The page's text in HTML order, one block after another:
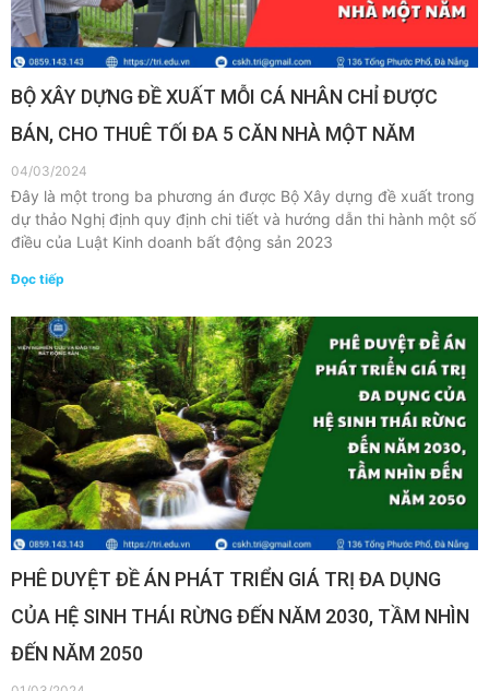
BỘ XÂY DỰNG ĐỀ XUẤT MỖI CÁ NHÂN CHỈ ĐƯỢC
BÁN, CHO THUÊ TỐI ĐA 5 CĂN NHÀ MỘT NĂM
04/03/2024
Đây là một trong ba phương án được Bộ Xây dựng đề xuất trong
dự thảo Nghị định quy định chi tiết và hướng dẫn thi hành một số
điều của Luật Kinh doanh bất động sản 2023
Đọc tiếp
PHÊ DUYỆT ĐỀ ÁN PHÁT TRIỂN GIÁ TRỊ ĐA DỤNG
CỦA HỆ SINH THÁI RỪNG ĐẾN NĂM 2030, TẦM NHÌN
ĐẾN NĂM 2050